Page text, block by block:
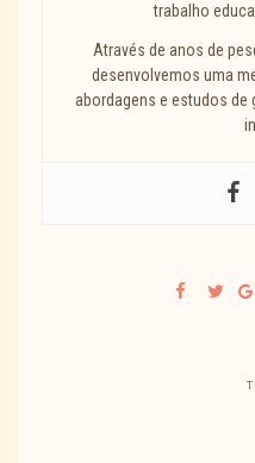
trabalho
Através de anos de
desenvolvemos uma
abordagens e estudos de